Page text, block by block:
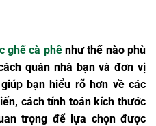
ghế cà phênhư thế nào phù
quán nhà bạn và đơn vị
bạn hiểu rõ hơn về các
cách tính toán kích thước
trọng để lựa chọn được